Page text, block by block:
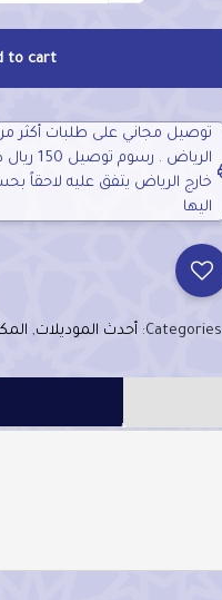
to cart
الرياض
خارج الرياض يتفق عليه لاحقاً
اليها
Categories: أحدث الموديلات,